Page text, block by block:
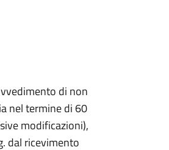
di non
nel termine di 60
modificazioni),
dal ricevimento